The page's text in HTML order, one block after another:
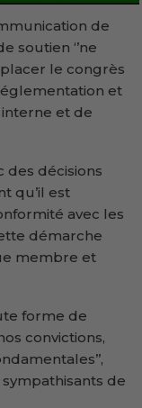
de
soutien ‘’ne
le congrès
et
et de
des décisions
qu’il est
avec les
démarche
membre et
forme de
convictions,
de